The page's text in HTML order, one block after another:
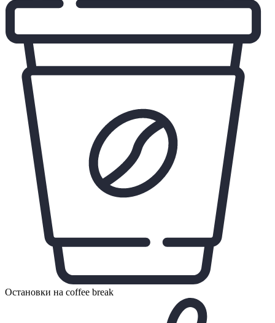
Остановки на coffee break